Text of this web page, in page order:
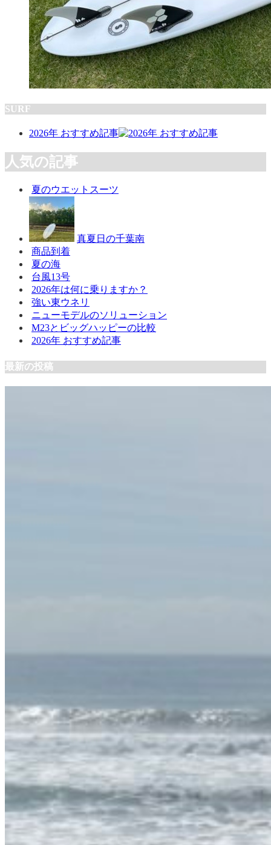
SURF
2026年 おすすめ記事
人気の記事
夏のウエットスーツ
真夏日の千葉南
商品到着
夏の海
台風13号
2026年は何に乗りますか？
強い東ウネリ
ニューモデルのソリューション
M23とビッグハッピーの比較
2026年 おすすめ記事
最新の投稿